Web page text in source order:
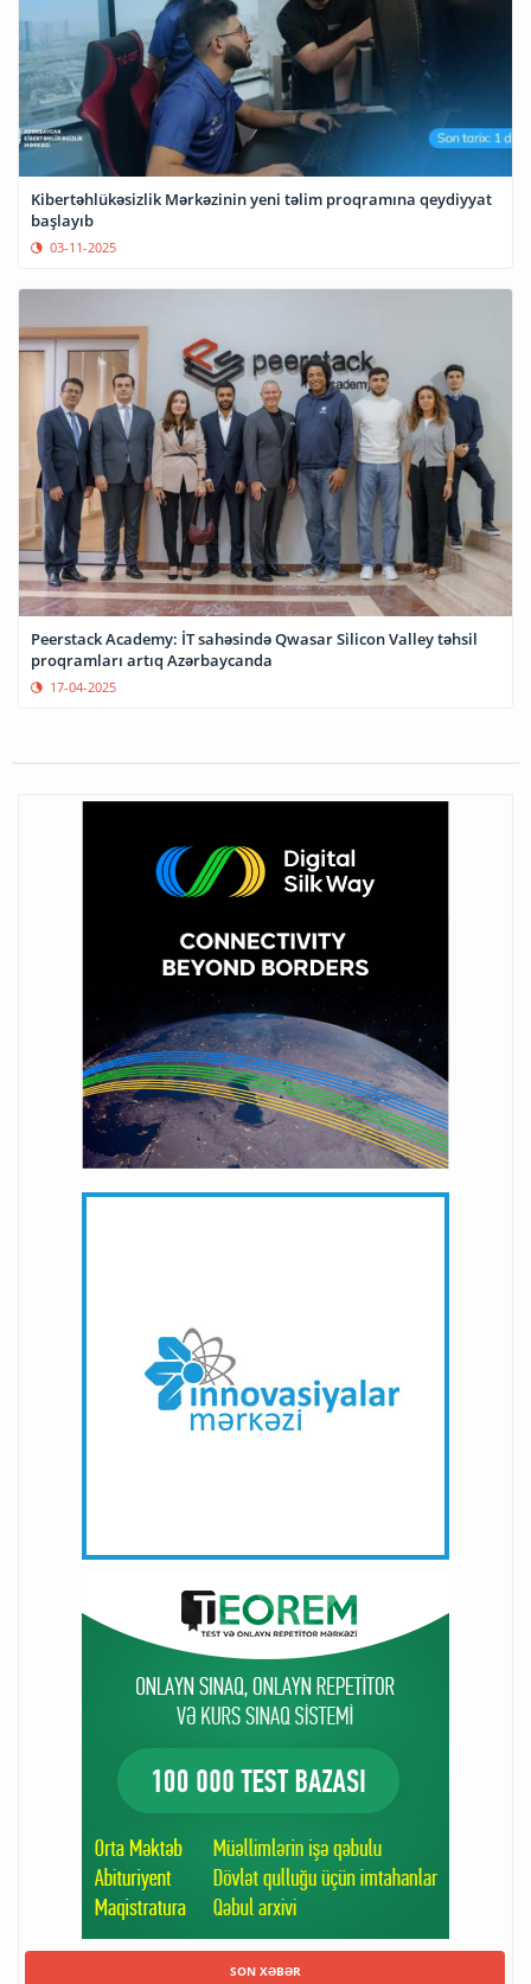
Kibertəhlükəsizlik Mərkəzinin yeni təlim proqramına qeydiyyat
başlayıb
03-11-2025
Peerstack Academy: İT sahəsində Qwasar Silicon Valley təhsil
proqramları artıq Azərbaycanda
17-04-2025
SON XƏBƏR